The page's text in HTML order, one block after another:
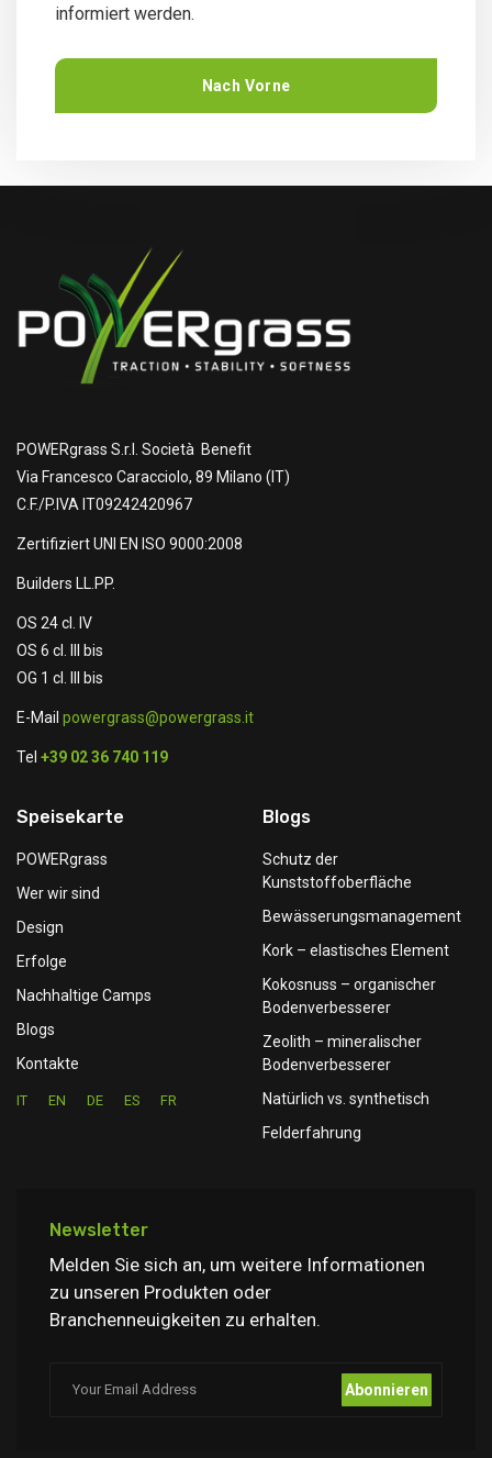
informiert werden.
Nach Vorne
POWERgrass S.r.l. Società Benefit
Via Francesco Caracciolo, 89 Milano (IT)
C.F./P.IVA IT09242420967
Zertifiziert UNI EN ISO 9000:2008
Builders LL.PP.
OS 24 cl. IV
OS 6 cl. III bis
OG 1 cl. III bis
E-Mail powergrass@powergrass.it
Tel +39 02 36 740 119
Speisekarte
POWERgrass
Wer wir sind
Design
Erfolge
Nachhaltige Camps
Blogs
Kontakte
IT EN DE ES FR
Blogs
Schutz der
Kunststoffoberfläche
Bewässerungsmanagement
Kork – elastisches Element
Kokosnuss – organischer
Bodenverbesserer
Zeolith – mineralischer
Bodenverbesserer
Natürlich vs. synthetisch
Felderfahrung
Newsletter
Melden Sie sich an, um weitere Informationen
zu unseren Produkten oder
Branchenneuigkeiten zu erhalten.
Abonnieren